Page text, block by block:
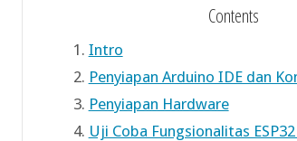
Contents
1. Intro
2. Penyiapan Arduino IDE dan
3. Penyiapan Hardware
4. Uji Coba Fungsionalitas